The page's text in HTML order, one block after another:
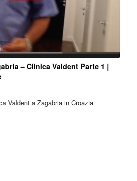
– Clinica Valdent Parte 1 |
Valdent a Zagabria in Croazia